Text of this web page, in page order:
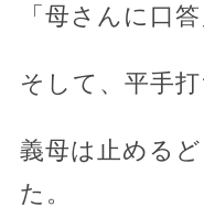
「母さんに口
そして、平手打
義母は止める
た。